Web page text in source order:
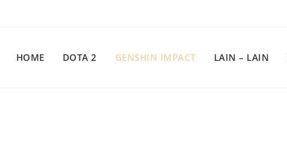
HOME DOTA 2 GENSHIN IMPACT LAIN – LAIN